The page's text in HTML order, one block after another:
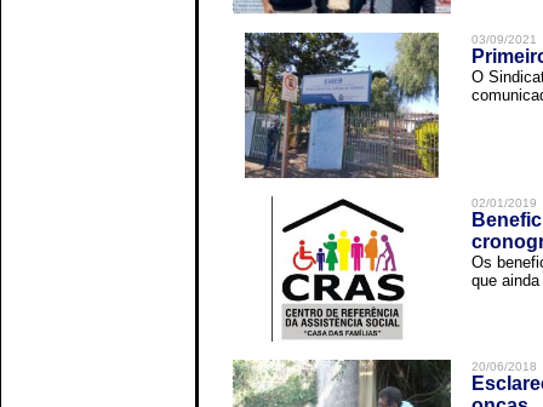
03/09/2021
O
02/01/2019
Os
que
20/06/2018